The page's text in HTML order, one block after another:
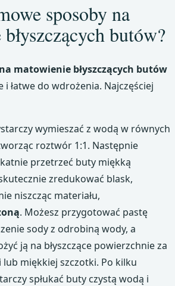
sposoby na
butów?
matowienie błyszczących butów
łatwe do wdrożenia. Najczęściej
wymieszać z wodą w równych
roztwór 1:1. Następnie
przetrzeć buty miękką
zredukować blask,
niszcząc materiału,
. Możesz przygotować pastę
sody z odrobiną wody, a
ją na błyszczące powierzchnie za
miękkiej szczotki. Po kilku
spłukać buty czystą wodą i